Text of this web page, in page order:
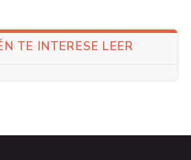
TE INTERESE LEER